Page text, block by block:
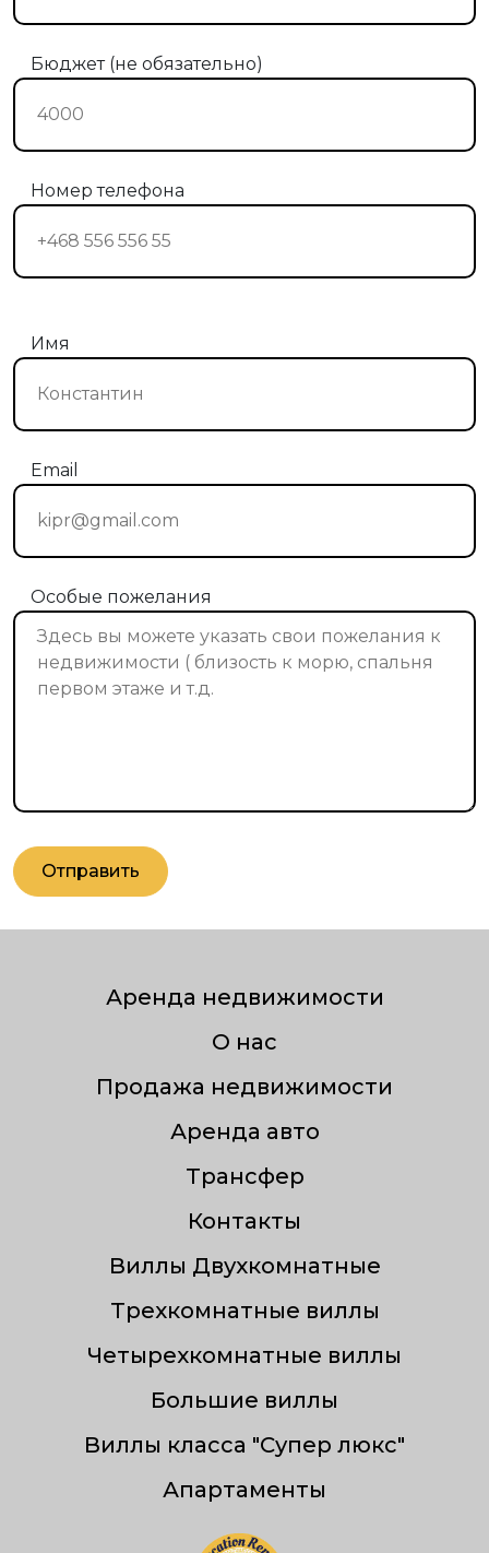
Бюджет (не обязательно)
Номер телефона
Имя
Email
Особые пожелания
Отправить
Аренда недвижимости
О нас
Продажа недвижимости
Аренда авто
Трансфер
Контакты
Виллы Двухкомнатные
Трехкомнатные виллы
Четырехкомнатные виллы
Большие виллы
Виллы класса "Супер люкс"
Апартаменты